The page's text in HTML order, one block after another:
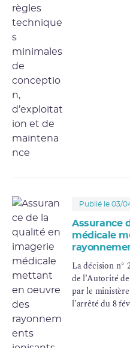
Publié le 03/
Assurance
médicale
La décision n°
de l’Autorité
par le
l’arrêté du 8